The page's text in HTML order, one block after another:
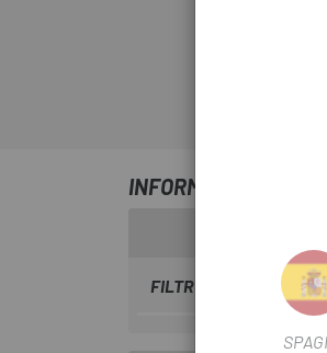
INFORMAZIONI SU
FILTRO STAGIONALE